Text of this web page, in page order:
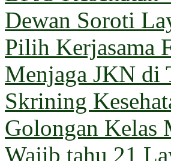
Dewan Soroti
Pilih Kerjasama
Menjaga JKN di
Skrining
Golongan Kelas
Wajib tahu 21